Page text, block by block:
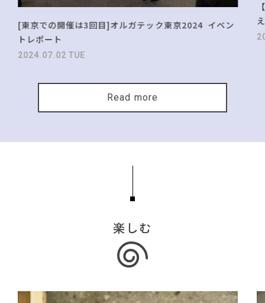
[東京での開催は3回目]オルガテック東京2024 イベン
トレポート
2024.07.02 TUE
Read more
楽しむ